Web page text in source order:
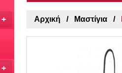
+
+
Αρχική Μαστίγια